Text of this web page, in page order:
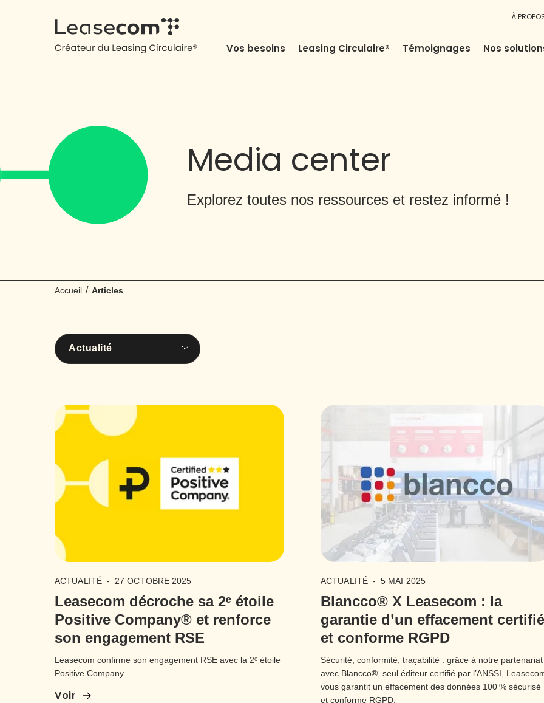
À
Vos besoins Leasing Circulaire® Témoignages Nos
Media center
Explorez toutes nos ressources et restez informé !
Accueil / Articles
Actualité
ACTUALITÉ - 27 OCTOBRE 2025
Leasecom décroche sa 2ᵉ étoile
Positive Company® et renforce
son engagement RSE
Leasecom confirme son engagement RSE avec la 2ᵉ étoile
Positive Company
Voir
ACTUALITÉ - 5 MAI 2025
Blancco® X Leasecom : la
garantie d’un effacement certifié
et conforme RGPD
Sécurité, conformité, traçabilité : grâce à notre partenariat
avec Blancco®, seul éditeur certifié par l’ANSSI,
vous garantit un effacement des données 100 % sécurisé
et conforme RGPD.